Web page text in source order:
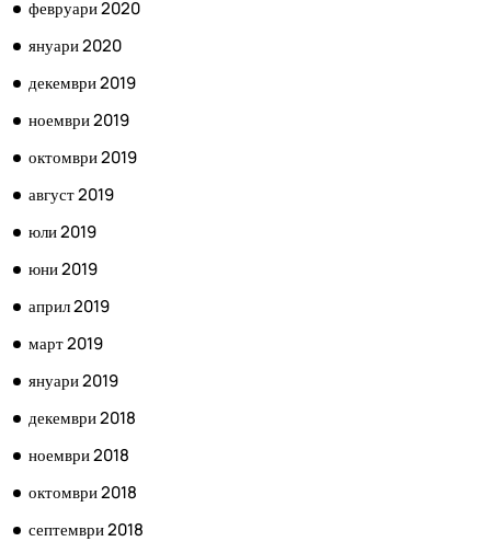
февруари 2020
януари 2020
декември 2019
ноември 2019
октомври 2019
август 2019
юли 2019
юни 2019
април 2019
март 2019
януари 2019
декември 2018
ноември 2018
октомври 2018
септември 2018